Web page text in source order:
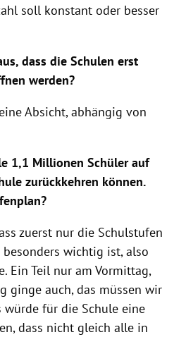
soll konstant oder besser
dass die Schulen erst
werden?
Absicht, abhängig von
1,1 Millionen Schüler auf
zurückkehren können.
zuerst nur die Schulstufen
wichtig ist, also
Ein Teil nur am Vormittag,
ginge auch, das müssen wir
würde für die Schule eine
dass nicht gleich alle in